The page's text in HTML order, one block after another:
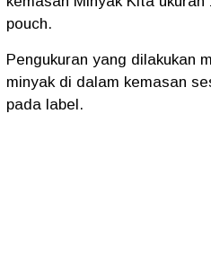
pouch.
Pengukuran yang dilakukan
minyak di dalam kemasan
pada label.